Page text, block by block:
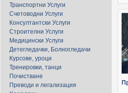
Транспортни Услуги
Счетоводни Услуги
Консултантски Услуги
Строителни Услуги
Медицински Услуги
Детегледачки, Болногледачи
Курсове, уроци
Тренировки, танци
Почистване
Преводи и легализация